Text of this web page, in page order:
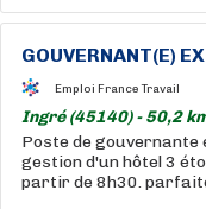
GOUVERNANT(E)
Emploi France Travail
Ingré (45140) - 50,2
Poste de gouvernante
gestion d'un hôtel 3
partir de 8h30.